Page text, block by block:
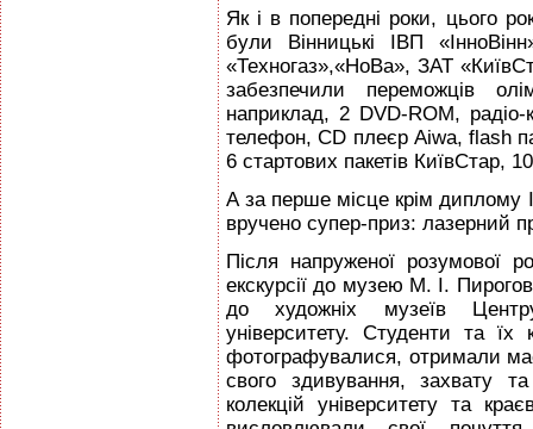
Як і в попередні роки, цього
були Вінницькі ІВП
«Техногаз»,«НоВа», ЗАТ
забезпечили переможців
наприклад, 2 DVD-RОМ, радіо-
телефон, СD плеєр Аіwа, flash
6 стартових пакетів КиївСтар,
А за перше місце крім диплому
вручено супер-приз: лазерний
Після напруженої розумової
екскурсії до музею М. І.
до художніх музеїв Центру
університету. Студенти та їх
фотографувалися, отримали
свого здивування, захвату
колекцій університету та